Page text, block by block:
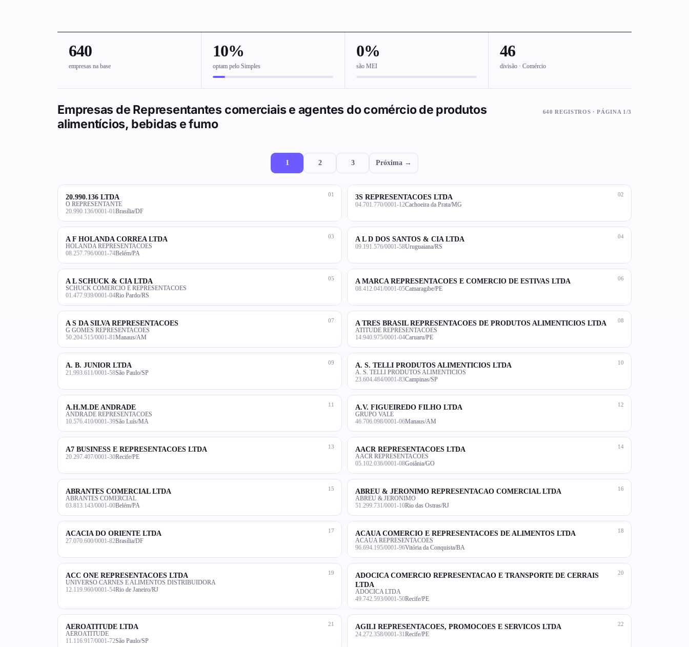
640
empresas na base
10%
optam pelo Simples
0%
são MEI
46
divisão · Comércio
Empresas de Representantes comerciais e agentes do comércio de produtos
alimentícios, bebidas e fumo
640 REGISTROS · PÁGINA 1/3
1 2 3 Próxima →
01
20.990.136 LTDA
O REPRESENTANTE
20.990.136/0001-01 Brasília/DF
02
3S REPRESENTACOES LTDA
04.701.770/0001-12Cachoeira da Prata/MG
03
A F HOLANDA CORREA LTDA
HOLANDA REPRESENTACOES
08.257.796/0001-74Belém/PA
04
A L D DOS SANTOS & CIA LTDA
09.191.576/0001-58Uruguaiana/RS
05
A L SCHUCK & CIA LTDA
SCHUCK COMERCIO E REPRESENTACOES
01.477.939/0001-04Rio Pardo/RS
06
A MARCA REPRESENTACOES E COMERCIO DE ESTIVAS LTDA
08.412.041/0001-05Camaragibe/PE
07
A S DA SILVA REPRESENTACOES
G GOMES REPRESENTACOES
50.204.515/0001-81 Manaus/AM
08
A TRES BRASIL REPRESENTACOES DE PRODUTOS ALIMENTICIOS LTDA
ATITUDE REPRESENTACOES
14.940.975/0001-04Caruaru/PE
09
A. B. JUNIOR LTDA
21.993.611/0001-58São Paulo/SP
10
A. S. TELLI PRODUTOS ALIMENTICIOS LTDA
A. S. TELLI PRODUTOS ALIMENTICIOS
23.604.484/0001-83Campinas/SP
11
A.H.M.DE ANDRADE
ANDRADE REPRESENTACOES
10.576.410/0001-39São Luís/MA
12
A.V. FIGUEIREDO FILHO LTDA
GRUPO VALE
46.706.098/0001-06Manaus/AM
13
A7 BUSINESS E REPRESENTACOES LTDA
20.297.407/0001-30Recife/PE
14
AACR REPRESENTACOES LTDA
AACR REPRESENTACOES
05.102.036/0001-08Goiânia/GO
15
ABRANTES COMERCIAL LTDA
ABRANTES COMERCIAL
03.813.143/0001-00Belém/PA
16
ABREU & JERONIMO REPRESENTACAO COMERCIAL LTDA
ABREU & JERONIMO
51.299.731/0001-10Rio das Ostras/RJ
17
ACACIA DO ORIENTE LTDA
27.070.600/0001-82Brasília/DF
18
ACAUA COMERCIO E REPRESENTACOES DE ALIMENTOS LTDA
ACAUA REPRESENTACOES
96.694.195/0001-96Vitória da Conquista/BA
19
ACC ONE REPRESENTACOES LTDA
UNIVERSO CARNES E ALIMENTOS DISTRIBUIDORA
12.119.960/0001-54Rio de Janeiro/RJ
20
ADOCICA COMERCIO REPRESENTACAO E TRANSPORTE DE CERRAIS
LTDA
ADOCICA LTDA
49.742.593/0001-50Recife/PE
21
AEROATITUDE LTDA
AEROATITUDE
11.116.917/0001-72São Paulo/SP
22
AGILI REPRESENTACOES, PROMOCOES E SERVICOS LTDA
24.272.358/0001-31 Recife/PE